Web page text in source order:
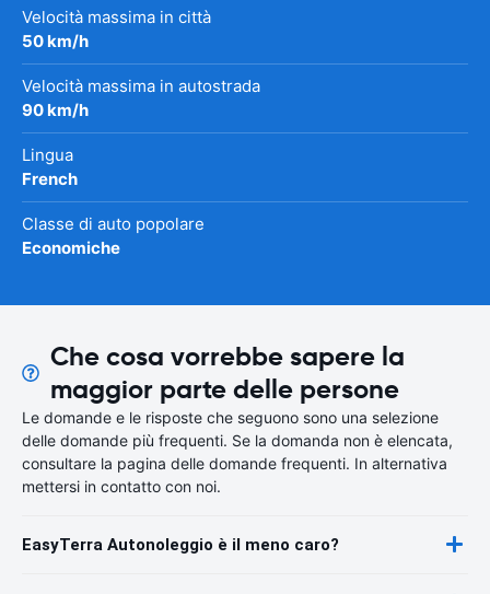
Velocità massima in città
50 km/h
Velocità massima in autostrada
90 km/h
Lingua
French
Classe di auto popolare
Economiche
Che cosa vorrebbe sapere la
maggior parte delle persone
Le domande e le risposte che seguono sono una selezione
delle domande più frequenti. Se la domanda non è elencata,
consultare la pagina delle domande frequenti. In alternativa
mettersi in contatto con noi.
EasyTerra Autonoleggio è il meno caro?